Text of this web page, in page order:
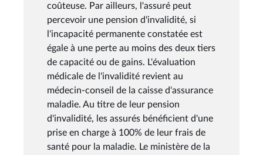
coûteuse. Par ailleurs, l'assuré peut
percevoir une pension d'invalidité, si
l'incapacité permanente constatée est
égale à une perte au moins des deux tiers
de capacité ou de gains. L'évaluation
médicale de l'invalidité revient au
médecin-conseil de la caisse d'assurance
maladie. Au titre de leur pension
d'invalidité, les assurés bénéficient d'une
prise en charge à 100% de leur frais de
santé pour la maladie. Le ministère de la